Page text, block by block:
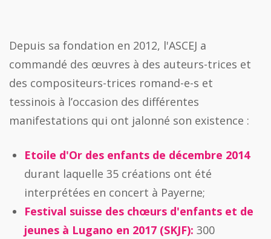
Depuis sa fondation en 2012, l'ASCEJ a
commandé des œuvres à des auteurs-trices et
des compositeurs-trices romand-e-s et
tessinois à l’occasion des différentes
manifestations qui ont jalonné son existence :
Etoile d'Or des enfants de décembre 2014
durant laquelle 35 créations ont été
interprétées en concert à Payerne;
Festival suisse des chœurs d'enfants et de
jeunes à Lugano en 2017 (SKJF): 300